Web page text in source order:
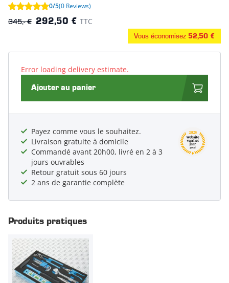
0/5(0 Reviews)
345,- € 292,50 € TTC
Vous économisez 52,50 €
Error loading delivery estimate.
Ajouter au panier
Payez comme vous le souhaitez.
Livraison gratuite à domicile
Commandé avant 20h00, livré en 2 à 3
jours ouvrables
Retour gratuit sous 60 jours
2 ans de garantie complète
Produits pratiques